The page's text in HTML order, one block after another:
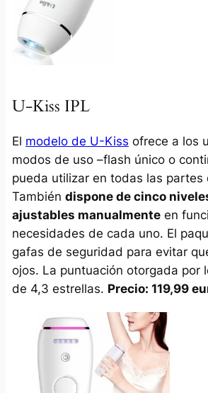
U-Kiss IPL
El modelo de U-Kiss ofrece a los
modos de uso –flash único o
pueda utilizar en todas las partes
También dispone de cinco
ajustables manualmenteen
necesidades de cada uno. El
gafas de seguridad para evitar
ojos. La puntuación otorgada por
de 4,3 estrellas. Precio: 119,99